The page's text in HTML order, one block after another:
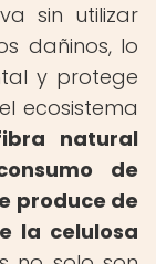
sin utilizar
dañinos, lo
y protege
ecosistema
natural
de
produce de
la celulosa